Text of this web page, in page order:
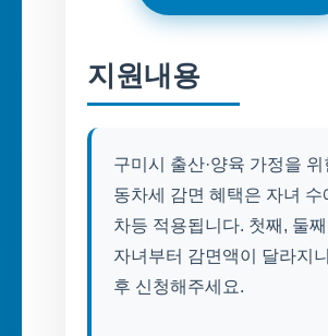
지원내용
구미시 출산·양육 가정을 위
동차세 감면 혜택은 자녀 수
차등 적용됩니다. 첫째, 둘째
자녀부터 감면액이 달라지
후 신청해주세요.